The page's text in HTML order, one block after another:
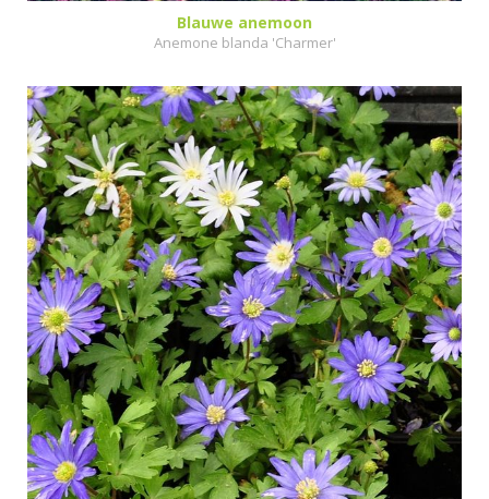
Blauwe anemoon
Anemone blanda 'Charmer'